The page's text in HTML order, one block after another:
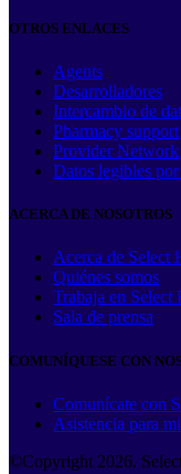
OTROS ENLACES
Agents
Desarrolladores
Intercambio de
Pharmacy support
Provider Network
Datos legibles
ACERCA DE NOSOTROS
Acerca de Select
Quiénes somos
Trabaja en Select
Sala de prensa
COMUNÍQUESE CON
Comunícate con
Asistencia para
©Copyright 2026.